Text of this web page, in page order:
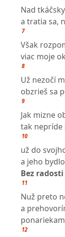
Nad
a tratia sa,
7
Však
viac moje
8
Už nezočí
obzrieš sa
9
Jak mizne
tak nepríde
10
už do
a jeho
Bez
11
Nuž preto
a
12